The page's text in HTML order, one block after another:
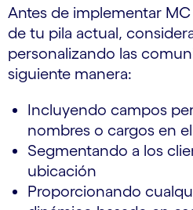
Antes de implementar
de tu pila actual,
personalizando las
siguiente manera:
Incluyendo campos
nombres o cargos en
Segmentando a los
ubicación
Proporcionando